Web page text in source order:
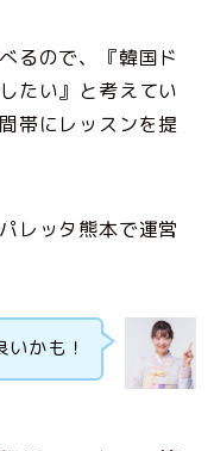
るので、『韓国ド
たい』と考えてい
帯にレッスンを提
レッタ熊本で運営
かも！